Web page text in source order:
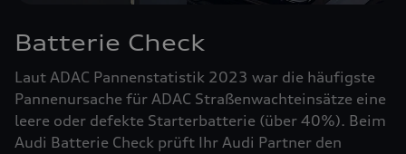
Batterie Check
Laut ADAC Pannenstatistik 2023 war die häufigste
Pannenursache für ADAC Straßenwachteinsätze eine
leere oder defekte Starterbatterie (über 40%). Beim
Audi Batterie Check prüft Ihr Audi Partner den